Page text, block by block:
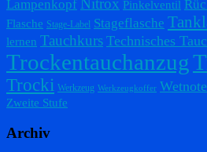
Lampenkopf Nitrox Pinkelventil
Flasche Stage-Label Stageflasche
lernen Tauchkurs Technisches
Trockentauchanzug
Trocki Werkzeug Werkzeugkoffer
Zweite Stufe
Archiv